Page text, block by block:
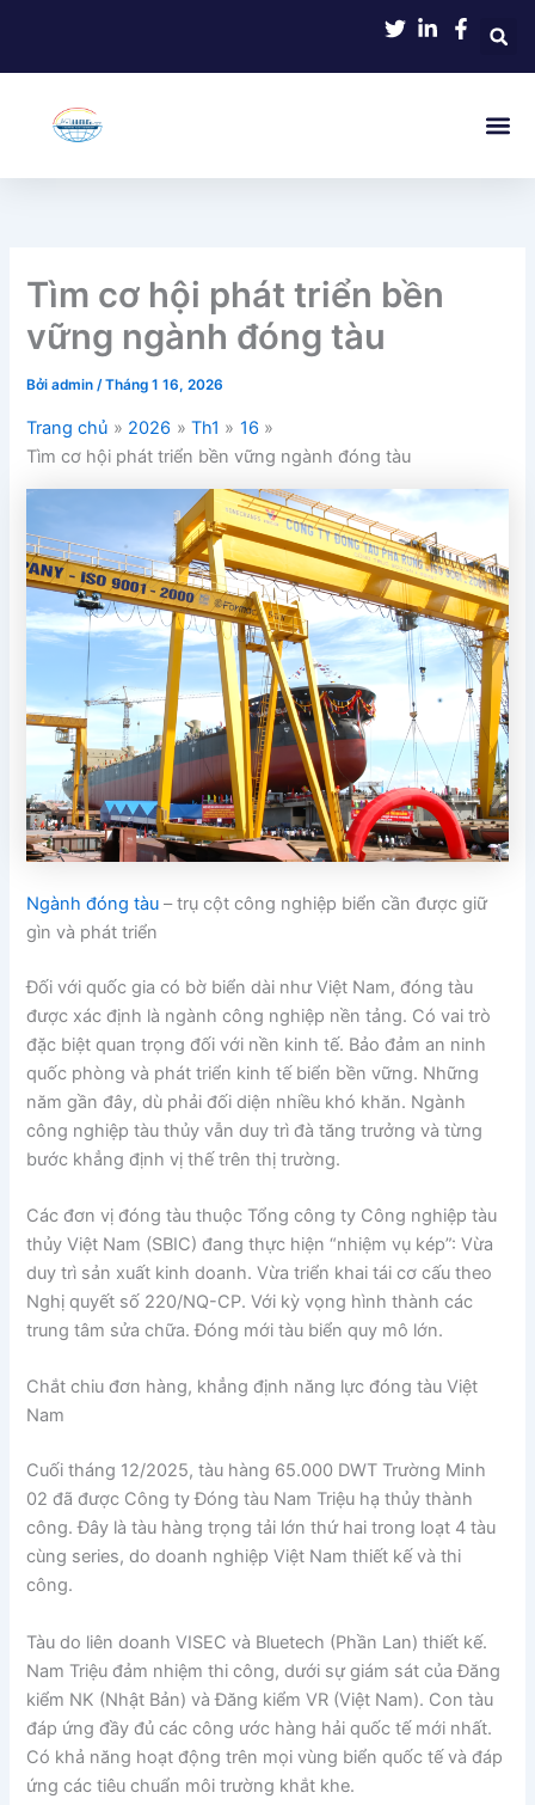
nội
Tìm cơ hội phát triển bền
vững ngành đóng tàu
Bởiadmin/Tháng 1 16, 2026
Trang chủ 2026 Th1
16
Tìm cơ hội phát triển bền vững ngành đóng tàu
Ngành đóng tàu – trụ cột công nghiệp biển cần được giữ
gìn và phát triển
Đối với quốc gia có bờ biển dài như Việt Nam, đóng tàu
được xác định là ngành công nghiệp nền tảng. Có vai trò
đặc biệt quan trọng đối với nền kinh tế. Bảo đảm an ninh
quốc phòng và phát triển kinh tế biển bền vững. Những
năm gần đây, dù phải đối diện nhiều khó khăn. Ngành
công nghiệp tàu thủy vẫn duy trì đà tăng trưởng và từng
bước khẳng định vị thế trên thị trường.
Các đơn vị đóng tàu thuộc Tổng công ty Công nghiệp tàu
thủy Việt Nam (SBIC) đang thực hiện “nhiệm vụ kép”: Vừa
duy trì sản xuất kinh doanh. Vừa triển khai tái cơ cấu theo
Nghị quyết số 220/NQ-CP. Với kỳ vọng hình thành các
trung tâm sửa chữa. Đóng mới tàu biển quy mô lớn.
Chắt chiu đơn hàng, khẳng định năng lực đóng tàu Việt
Nam
Cuối tháng 12/2025, tàu hàng 65.000 DWT Trường Minh
02 đã được Công ty Đóng tàu Nam Triệu hạ thủy thành
công. Đây là tàu hàng trọng tải lớn thứ hai trong loạt 4 tàu
cùng series, do doanh nghiệp Việt Nam thiết kế và thi
công.
Tàu do liên doanh VISEC và Bluetech (Phần Lan) thiết kế.
Nam Triệu đảm nhiệm thi công, dưới sự giám sát của Đăng
kiểm NK (Nhật Bản) và Đăng kiểm VR (Việt Nam). Con tàu
đáp ứng đầy đủ các công ước hàng hải quốc tế mới nhất.
Có khả năng hoạt động trên mọi vùng biển quốc tế và đáp
ứng các tiêu chuẩn môi trường khắt khe.